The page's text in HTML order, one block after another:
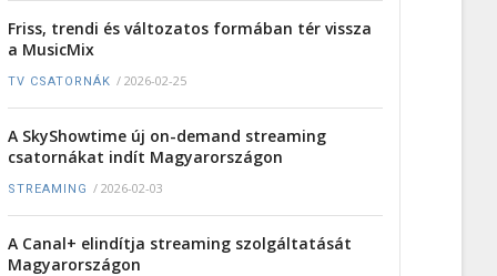
Friss, trendi és változatos formában tér vissza
a MusicMix
TV CSATORNÁK / 2026-02-25
A SkyShowtime új on-demand streaming
csatornákat indít Magyarországon
STREAMING / 2026-02-03
A Canal+ elindítja streaming szolgáltatását
Magyarországon